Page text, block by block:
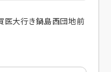
医大行き鍋島西団地前